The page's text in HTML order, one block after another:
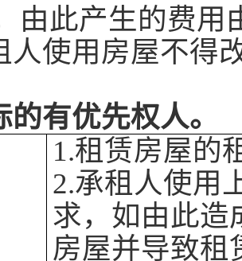
由此产生的费用
人使用 房屋不得
的有优先权人。
1.租赁房屋的
2.承租人使用
求，如由此造
房屋并导致租